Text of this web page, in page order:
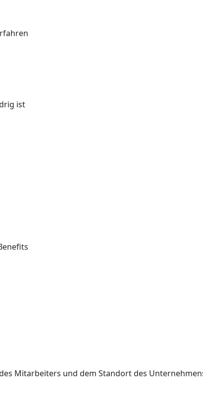
ist
Mitarbeiters und dem Standort des